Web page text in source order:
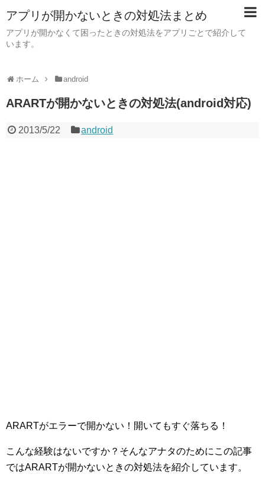
アプリが開かないときの対処法まとめ
アプリが開かなくて困ったときの対処法をアプリごとで紹介して
います。
ホーム android
ARARTが開かないときの対処法(android対応)
2013/5/22 android
ARARTがエラーで開かない！開いてもすぐ落ちる！
こんな経験はないですか？そんなアナタのためにこの記事
ではARARTが開かないときの対処法を紹介しています。